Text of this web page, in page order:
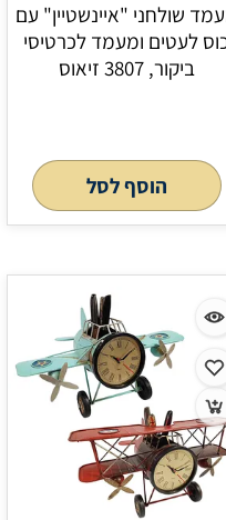
שולחני "איינשטיין" עם
לעטים ומעמד לכרטיסי
ביקור, 3807 זיאוס
הוסף לסל